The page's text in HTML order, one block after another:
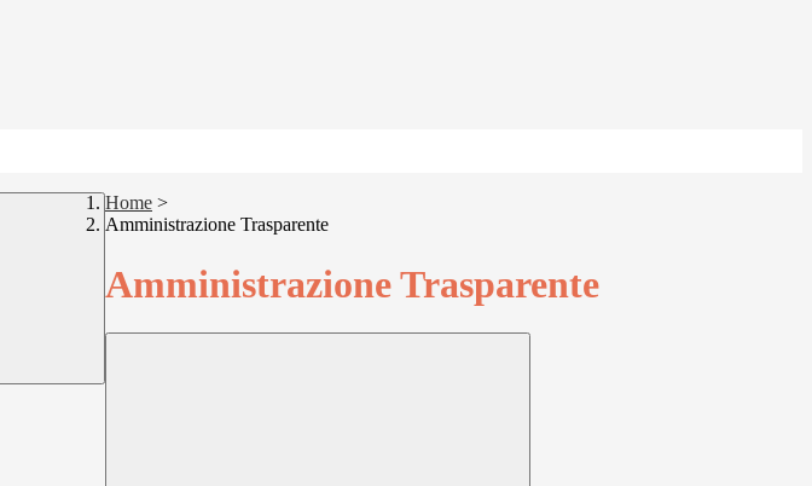
Home >
Amministrazione Trasparente
Amministrazione Trasparente